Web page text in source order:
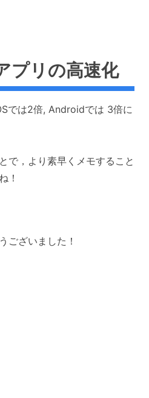
プリの高速化
では2倍, Androidでは 3倍に
で，より素早くメモすること
！
ございました！